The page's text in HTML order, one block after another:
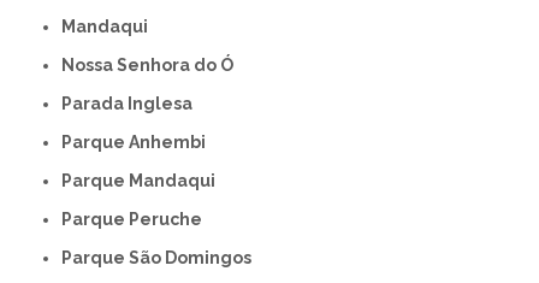
Mandaqui
Nossa Senhora do Ó
Parada Inglesa
Parque Anhembi
Parque Mandaqui
Parque Peruche
Parque São Domingos